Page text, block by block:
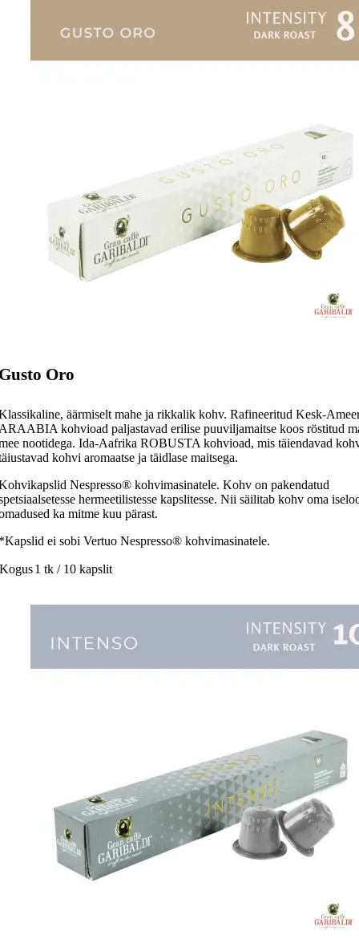
Oro
äärmiselt mahe ja rikkalik kohv. Rafineeritud Kesk-
kohvioad paljastavad erilise puuviljamaitse koos röstitud
nootidega. Ida-Aafrika ROBUSTA kohvioad, mis täiendavad
kohvi aromaatse ja täidlase maitsega.
Nespresso® kohvimasinatele. Kohv on pakendatud
hermeetilistesse kapslitesse. Nii säilitab kohv oma
ka mitme kuu pärast.
ei sobi Vertuo Nespresso® kohvimasinatele.
Kogus1 tk / 10 kapslit